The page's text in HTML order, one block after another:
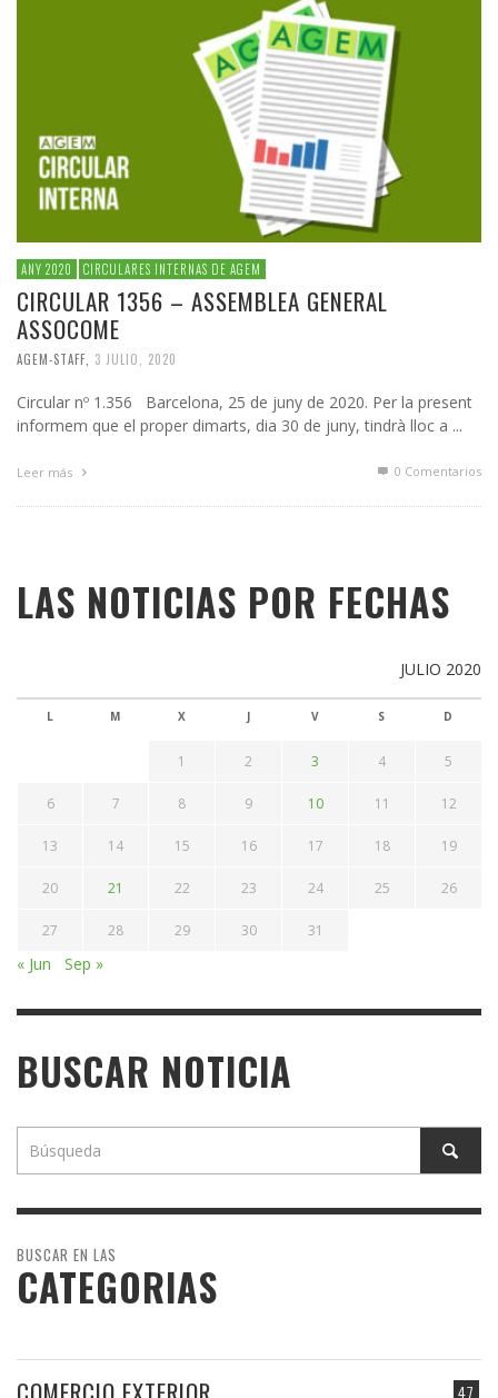
ANY 2020 CIRCULARES INTERNAS DE AGEM
CIRCULAR 1356 – ASSEMBLEA GENERAL
ASSOCOME
AGEM-STAFF 3 JULIO, 2020
Circular nº 1.356 Barcelona, 25 de juny de 2020. Per la present
informem que el proper dimarts, dia 30 de juny, tindrà lloc a ...
Leer más 0 Comentarios
LAS NOTICIAS POR FECHAS
JULIO 2020
L M X J V S D
1 2 3 4 5
6 7 8 9 10 11 12
13 14 15 16 17 18 19
20 21 22 23 24 25 26
27 28 29 30 31
« Jun Sep »
BUSCAR NOTICIA
BUSCAR EN LAS
CATEGORIAS
47